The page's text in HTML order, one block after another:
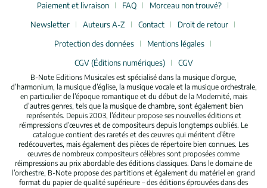
Paiement et livraison
FAQ
Morceau non trouvé?
Newsletter
Auteurs A-Z Contact
Droit de retour
Protection des données
Mentions légales
CGV (Éditions numériques)
CGV
B-Note Editions Musicales est spécialisé dans la musique d’orgue,
d’harmonium, la musique d’église, la musique vocale et la musique orchestrale,
en particulier de l’époque romantique et du début de la Modernité, mais
d’autres genres, tels que la musique de chambre, sont également bien
représentés. Depuis 2003, l’éditeur propose ses nouvelles éditions et
réimpressions d’œuvres et de compositeurs depuis longtemps oubliés. Le
catalogue contient des raretés et des œuvres qui méritent d’être
redécouvertes, mais également des pièces de répertoire bien connues. Les
œuvres de nombreux compositeurs célèbres sont proposées comme
réimpressions au prix abordable des éditions classiques. Dans le domaine de
l’orchestre, B-Note propose des partitions et également du matériel en grand
format du papier de qualité supérieure – des éditions éprouvées dans des